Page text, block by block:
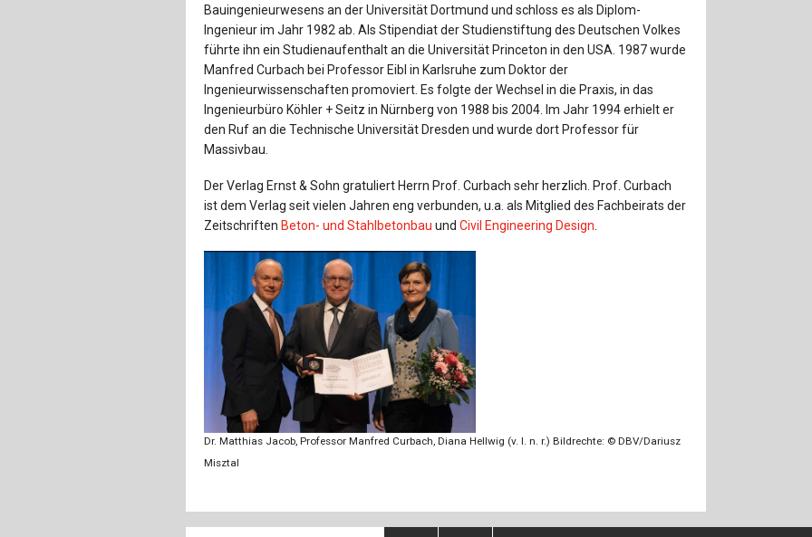
Bauingenieurwesens an der Universität Dortmund und schloss es als Diplom-
Ingenieur im Jahr 1982 ab. Als Stipendiat der Studienstiftung des Deutschen Volkes
führte ihn ein Studienaufenthalt an die Universität Princeton in den USA. 1987 wurde
Manfred Curbach bei Professor Eibl in Karlsruhe zum Doktor der
Ingenieurwissenschaften promoviert. Es folgte der Wechsel in die Praxis, in das
Ingenieurbüro Köhler + Seitz in Nürnberg von 1988 bis 2004. Im Jahr 1994 erhielt er
den Ruf an die Technische Universität Dresden und wurde dort Professor für
Massivbau.
Der Verlag Ernst & Sohn gratuliert Herrn Prof. Curbach sehr herzlich. Prof. Curbach
ist dem Verlag seit vielen Jahren eng verbunden, u.a. als Mitglied des Fachbeirats der
ZeitschriftenBeton- und Stahlbetonbau undCivil Engineering Design
Dr. Matthias Jacob, Professor Manfred Curbach, Diana Hellwig (v. l. n. r.) Bildrechte: © DBV/Dariusz
Misztal